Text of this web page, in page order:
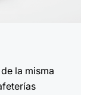
la misma